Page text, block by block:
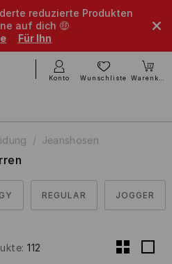
reduzierte Produkten
auf dich 🤑
Für Ihn
Konto Wunschliste Warenkorb
Jeanshosen
REGULAR JOGGER
: 112